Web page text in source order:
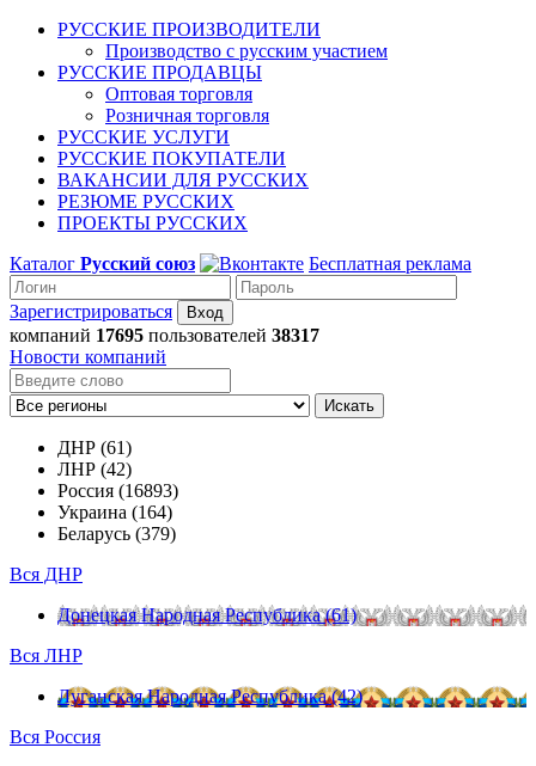
РУССКИЕ ПРОИЗВОДИТЕЛИ
Производство с русским участием
РУССКИЕ ПРОДАВЦЫ
Оптовая торговля
Розничная торговля
РУССКИЕ УСЛУГИ
РУССКИЕ ПОКУПАТЕЛИ
ВАКАНСИИ ДЛЯ РУССКИХ
РЕЗЮМЕ РУССКИХ
ПРОЕКТЫ РУССКИХ
Каталог Русский союз Бесплатная реклама
Зарегистрироваться
компаний 17695 пользователей 38317
Новости компаний
Искать
ДНР (61)
ЛНР (42)
Россия (16893)
Украина (164)
Беларусь (379)
Вся ДНР
Донецкая Народная Республика (61)
Вся ЛНР
Луганская Народная Республика (42)
Вся Россия